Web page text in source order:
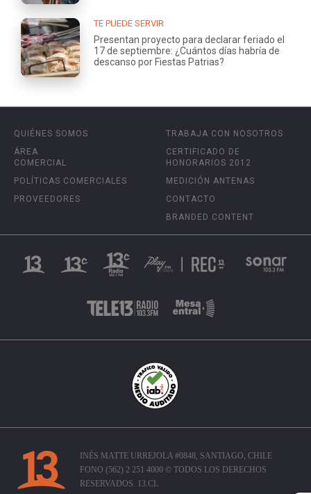
TE PUEDE SERVIR
Presentan proyecto para declarar feriado el
17 de septiembre: ¿Cuántos días habría de
descanso por Fiestas Patrias?
QUIÉNES SOMOS
ÁREA
COMERCIAL
POLÍTICAS COMERCIALES
PROVEEDORES
TRABAJA CON NOSOTROS
CERTIFICADO DE
HONORARIOS 2012
MEDICIÓN ANTENAS
CONTACTO
BRANDED CONTENT
INÉS MATTE URREJOLA #0848, SANTIAGO, CHILE
FONO (562) 2 251 4000 © TODOS LOS DERECHOS
RESERVADOS. 13.CL